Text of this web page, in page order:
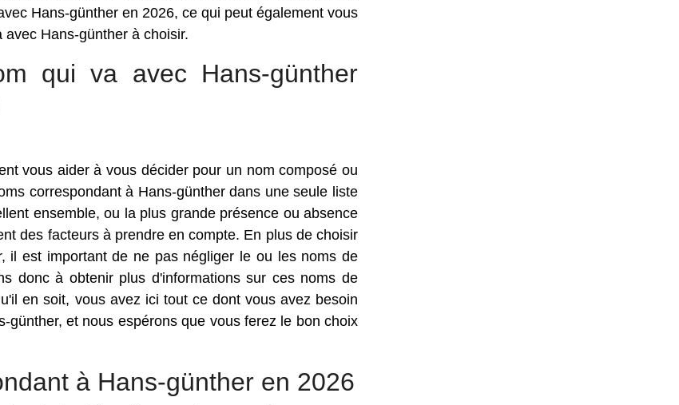
Hans-günther en 2026, ce qui peut également vous
Hans-günther à choisir.
qui va avec Hans-günther
vous aider à vous décider pour un nom composé ou
correspondant à Hans-günther dans une seule liste
ensemble, ou la plus grande présence ou absence
des facteurs à prendre en compte. En plus de choisir
il est important de ne pas négliger le ou les noms de
donc à obtenir plus d'informations sur ces noms de
en soit, vous avez ici tout ce dont vous avez besoin
günther, et nous espérons que vous ferez le bon choix
à Hans-günther en 2026